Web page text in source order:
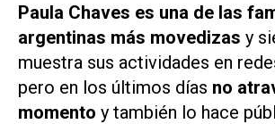
Paula Chaves es una de las
argentinas más movedizas y
muestra sus actividades en
pero en los últimos días no
momento y también lo hace